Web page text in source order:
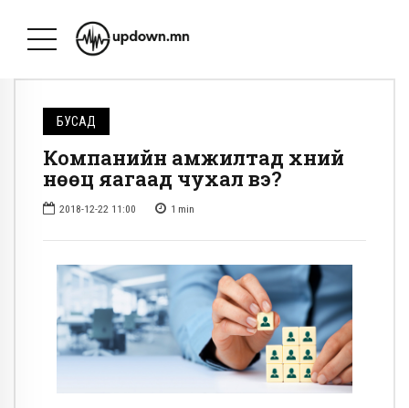
БУСАД
Компанийн амжилтад хүний
нөөц яагаад чухал вэ?
2018-12-22 11:00 1 min